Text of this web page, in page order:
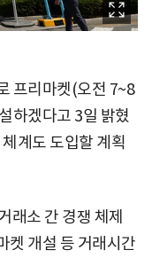
프리마켓(오전 7~8
하겠다고 3일 밝혔
계도 도입할 계획
래소 간 경쟁 체제
켓 개설 등 거래시간